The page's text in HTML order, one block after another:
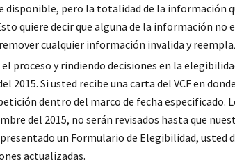
disponible, pero la totalidad de la información
quiere decir que alguna de la información no
cualquier información invalida y
proceso y rindiendo decisiones en la
2015. Si usted recibe una carta del VCF en
dentro del marco de fecha especificado.
del 2015, no serán revisados hasta que
un Formulario de Elegibilidad, usted
actualizadas.